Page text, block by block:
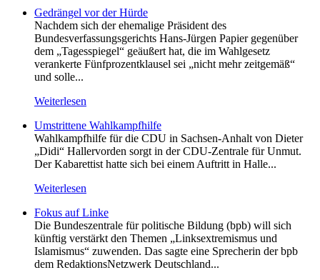
Gedrängel vor der Hürde
Nachdem sich der ehemalige Präsident des
Bundesverfassungsgerichts Hans-Jürgen Papier gegenüber
dem „Tagesspiegel“ geäußert hat, die im Wahlgesetz
verankerte Fünfprozentklausel sei „nicht mehr zeitgemäß“
und solle...
Weiterlesen
Umstrittene Wahlkampfhilfe
Wahlkampfhilfe für die CDU in Sachsen-Anhalt von Dieter
„Didi“ Hallervorden sorgt in der CDU-Zentrale für Unmut.
Der Kabarettist hatte sich bei einem Auftritt in Halle...
Weiterlesen
Fokus auf Linke
Die Bundeszentrale für politische Bildung (bpb) will sich
künftig verstärkt den Themen „Linksextremismus und
Islamismus“ zuwenden. Das sagte eine Sprecherin der bpb
dem RedaktionsNetzwerk Deutschland...